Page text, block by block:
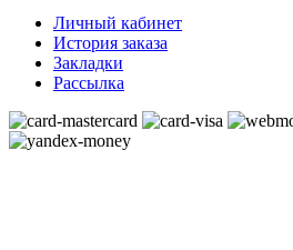
Личный кабинет
История заказа
Закладки
Рассылка